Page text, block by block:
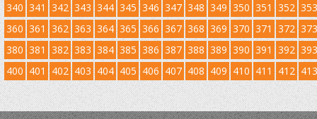
340 341 342 343 344 345 346 347 348 349 350 351 352 353
360 361 362 363 364 365 366 367 368 369 370 371 372 373
380 381 382 383 384 385 386 387 388 389 390 391 392 393
400 401 402 403 404 405 406 407 408 409 410 411 412 413